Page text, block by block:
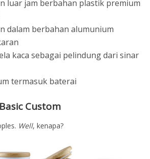
luar jam berbahan plastik premium
dalam berbahan alumunium
kaca sebagai pelindung dari sinar
termasuk baterai
Custom
Well, kenapa?